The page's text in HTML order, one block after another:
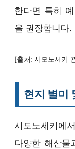
한다면 특히
을 권장합니다.
[출처: 시모노세키
현지 별미
시모노세키에
다양한 해산물